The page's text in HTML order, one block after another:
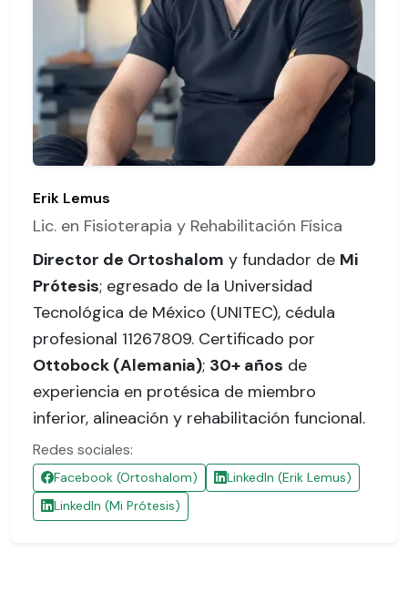
Erik Lemus
Lic. en Fisioterapia y Rehabilitación Física
Director de Ortoshalom y fundador de Mi
Prótesis; egresado de la Universidad
Tecnológica de México (UNITEC), cédula
profesional 11267809. Certificado por
Ottobock (Alemania); 30+ años de
experiencia en protésica de miembro
inferior, alineación y rehabilitación funcional.
Redes sociales:
Facebook (Ortoshalom)
LinkedIn (Erik Lemus)
LinkedIn (Mi Prótesis)